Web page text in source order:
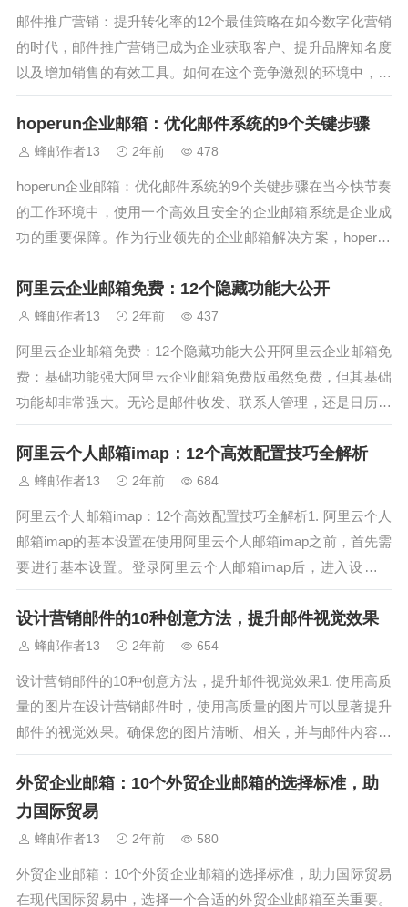
邮件推广营销：提升转化率的12个最佳策略在如今数字化营销
的时代，邮件推广营销已成为企业获取客户、提升品牌知名度
以及增加销售的有效工具。如何在这个竞争激烈的环境中，通
过邮件推广营销来提升转化率，成为了许多营销人员关注的焦
点。本文将介绍12个最佳策略，帮助你在邮件推广营销中脱颖
而出！1. 精准的邮件推广...
hoperun企业邮箱：优化邮件系统的9个关键步骤
蜂邮作者13 2年前 478
hoperun企业邮箱：优化邮件系统的9个关键步骤在当今快节奏
的工作环境中，使用一个高效且安全的企业邮箱系统是企业成
功的重要保障。作为行业领先的企业邮箱解决方案，hoperun
企业邮箱为众多企业提供了稳定的邮件服务。然而，面对日益
复杂的通讯需求，如何有效地优化hoperun企业邮箱系统以提
升工作效率...
阿里云企业邮箱免费：12个隐藏功能大公开
蜂邮作者13 2年前 437
阿里云企业邮箱免费：12个隐藏功能大公开阿里云企业邮箱免
费：基础功能强大阿里云企业邮箱免费版虽然免费，但其基础
功能却非常强大。无论是邮件收发、联系人管理，还是日历同
步，阿里云企业邮箱免费版都能轻松应对。特别是对于中小企
业和初创公司来说，阿里云企业邮箱免费版已经足够满足日常
办公需求。阿里云企业邮箱免费...
阿里云个人邮箱imap：12个高效配置技巧全解析
蜂邮作者13 2年前 684
阿里云个人邮箱imap：12个高效配置技巧全解析1. 阿里云个人
邮箱imap的基本设置在使用阿里云个人邮箱imap之前，首先需
要进行基本设置。登录阿里云个人邮箱imap后，进入设置页
面，确保imap功能已开启。这一步非常关键，因为只有开启了i
map，才能进行后续的高效配置。2. 阿里云个人邮箱ima...
设计营销邮件的10种创意方法，提升邮件视觉效果
蜂邮作者13 2年前 654
设计营销邮件的10种创意方法，提升邮件视觉效果1. 使用高质
量的图片在设计营销邮件时，使用高质量的图片可以显著提升
邮件的视觉效果。确保您的图片清晰、相关，并与邮件内容相
符，以吸引读者的注意力。2. 选择合适的颜色搭配颜色搭配是
设计营销邮件的重要元素。选择与品牌形象相符的颜色，并确
保颜色搭配和谐，以提...
外贸企业邮箱：10个外贸企业邮箱的选择标准，助
力国际贸易
蜂邮作者13 2年前 580
外贸企业邮箱：10个外贸企业邮箱的选择标准，助力国际贸易
在现代国际贸易中，选择一个合适的外贸企业邮箱至关重要。